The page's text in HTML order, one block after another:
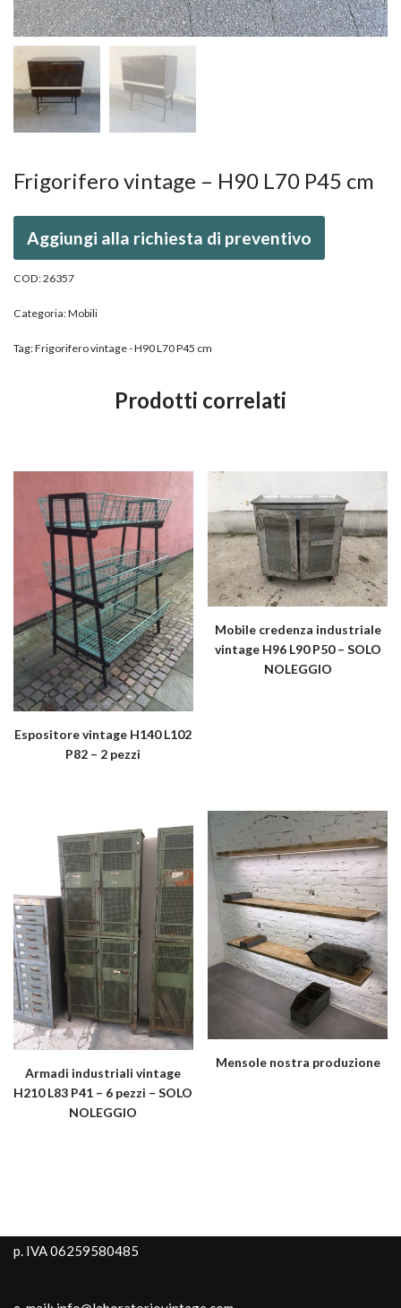
Frigorifero vintage – H90 L70 P45 cm
Aggiungi alla richiesta di preventivo
COD:26357
Categoria:Mobili
Tag:Frigorifero vintage - H90 L70 P45 cm
Prodotti correlati
Espositore vintage H140 L102
P82 – 2 pezzi
Mobile credenza industriale
vintage H96 L90 P50 – SOLO
NOLEGGIO
Armadi industriali vintage
H210 L83 P41 – 6 pezzi – SOLO
NOLEGGIO
Mensole nostra produzione
p. IVA 06259580485